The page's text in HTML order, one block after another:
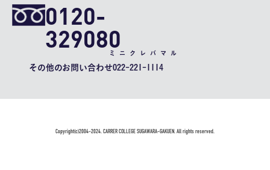
0120-
329080
ミニクレバマル
その他のお問い合わせ022-221-1114
Copyright(c)2004-2024. CARRER COLLEGE SUGAWARA-GAKUEN. All rights reserved.